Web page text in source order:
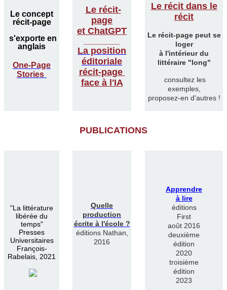
Le concept
récit-page
s'exporte en
anglais
One-Page
Stories
Le récit-
page
et ChatGPT
La position
éditoriale
récit-page
face à l'IA
Le récit dans le
récit
Le récit-page peut se
loger
à l'intérieur du
littéraire "long"
consultez les
exemples,
proposez-en d'autres !
PUBLICATIONS
"La littérature
libérée du
temps"
Presses
Universitaires
François-
Rabelais, 2021
Quelle
production
écrite à l'école ?
éditions Nathan,
2016
Apprendre
à lire
éditions
First
août 2016
deuxième
édition
2020
troisième
édition
2023